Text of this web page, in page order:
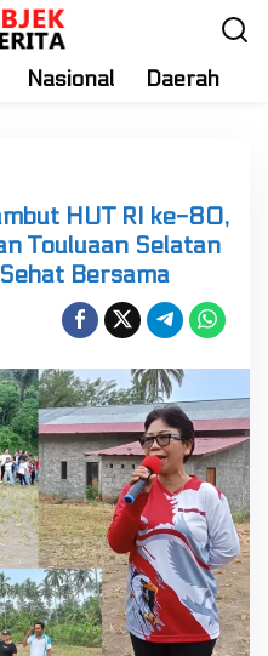
Nasional Daerah
HUT RI ke-80,
Touluaan Selatan
Bersama